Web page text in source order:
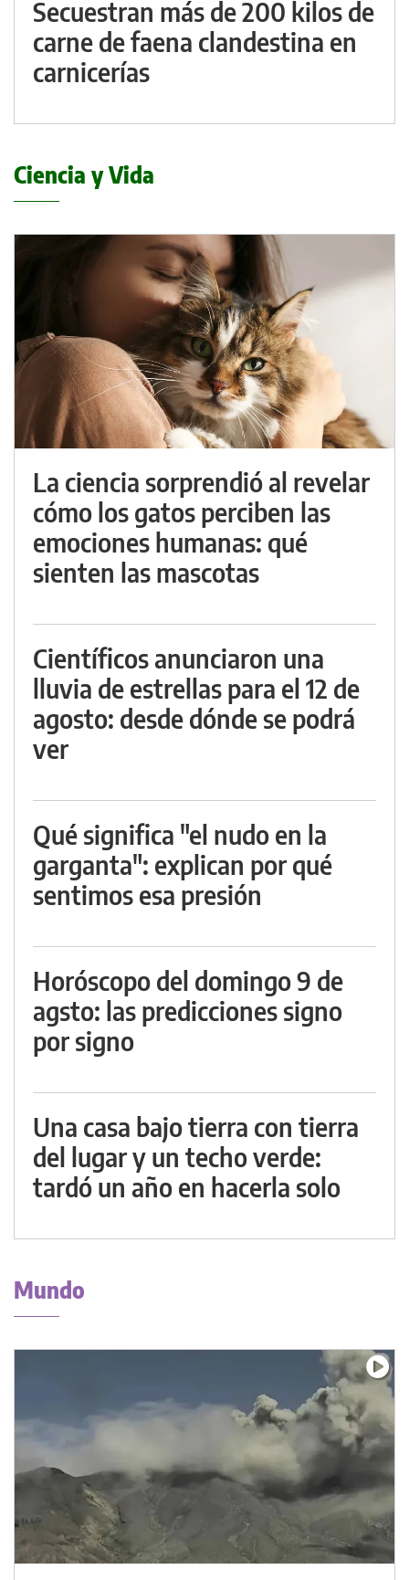
Secuestran más de 200 kilos de
carne de faena clandestina en
carnicerías
Ciencia y Vida
La ciencia sorprendió al revelar
cómo los gatos perciben las
emociones humanas: qué
sienten las mascotas
Científicos anunciaron una
lluvia de estrellas para el 12 de
agosto: desde dónde se podrá
ver
Qué significa "el nudo en la
garganta": explican por qué
sentimos esa presión
Horóscopo del domingo 9 de
agsto: las predicciones signo
por signo
Una casa bajo tierra con tierra
del lugar y un techo verde:
tardó un año en hacerla solo
Mundo